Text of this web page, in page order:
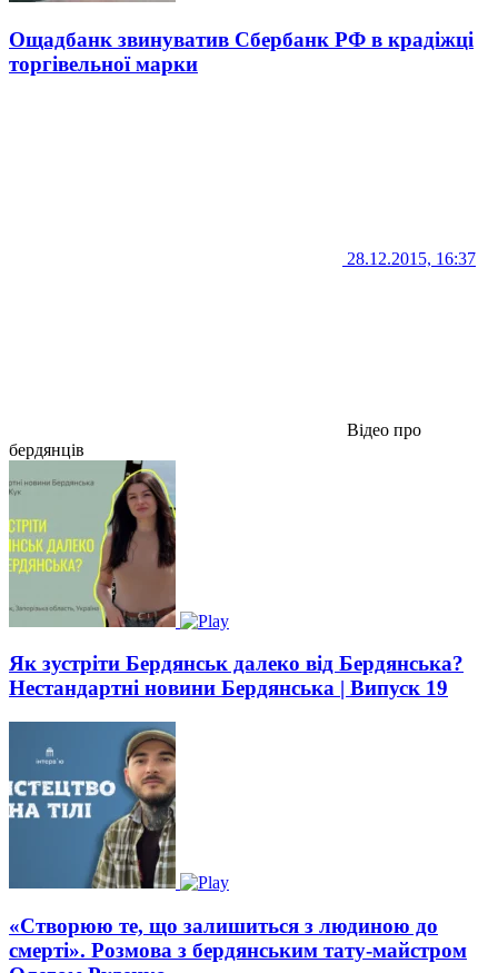
Ощадбанк звинуватив Сбербанк РФ в крадіжці
торгівельної марки
28.12.2015, 16:37
Відео про
бердянців
Як зустріти Бердянськ далеко від Бердянська?
Нестандартні новини Бердянська | Випуск 19
«Створюю те, що залишиться з людиною до
смерті». Розмова з бердянським тату-майстром